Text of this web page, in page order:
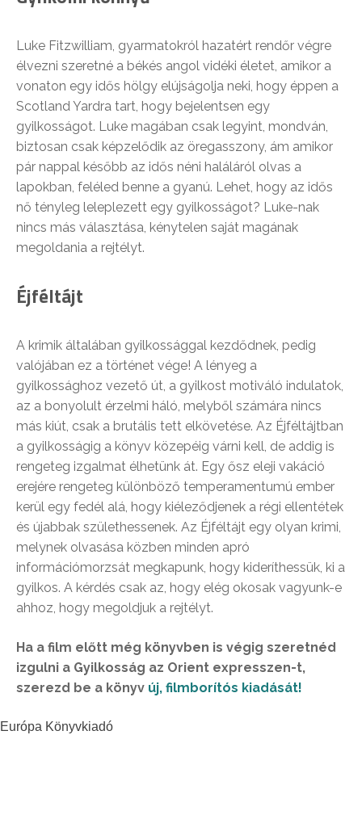
Luke Fitzwilliam, gyarmatokról hazatért rendőr végre
élvezni szeretné a békés angol vidéki életet, amikor a
vonaton egy idős hölgy elújságolja neki, hogy éppen a
Scotland Yardra tart, hogy bejelentsen egy
gyilkosságot. Luke magában csak legyint, mondván,
biztosan csak képzelődik az öregasszony, ám amikor
pár nappal később az idős néni haláláról olvas a
lapokban, feléled benne a gyanú. Lehet, hogy az idős
nő tényleg leleplezett egy gyilkosságot? Luke-nak
nincs más választása, kénytelen saját magának
megoldania a rejtélyt.
Éjféltájt
A krimik általában gyilkossággal kezdődnek, pedig
valójában ez a történet vége! A lényeg a
gyilkossághoz vezető út, a gyilkost motiváló indulatok,
az a bonyolult érzelmi háló, melyből számára nincs
más kiút, csak a brutális tett elkövetése. Az Éjféltájtban
a gyilkosságig a könyv közepéig várni kell, de addig is
rengeteg izgalmat élhetünk át. Egy ősz eleji vakáció
erejére rengeteg különböző temperamentumú ember
kerül egy fedél alá, hogy kiéleződjenek a régi ellentétek
és újabbak születhessenek. Az Éjféltájt egy olyan krimi,
melynek olvasása közben minden apró
információmorzsát megkapunk, hogy kideríthessük, ki a
gyilkos. A kérdés csak az, hogy elég okosak vagyunk-e
ahhoz, hogy megoldjuk a rejtélyt.
Ha a film előtt még könyvben is végig szeretnéd
izgulni a Gyilkosság az Orient expresszen-t,
szerezd be a könyv új, filmborítós kiadását!
Európa Könyvkiadó